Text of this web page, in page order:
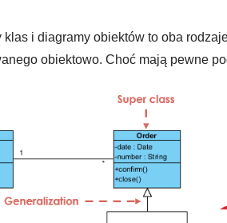
klas i diagramy obiektów to oba
obiektowo. Choć mają pewne